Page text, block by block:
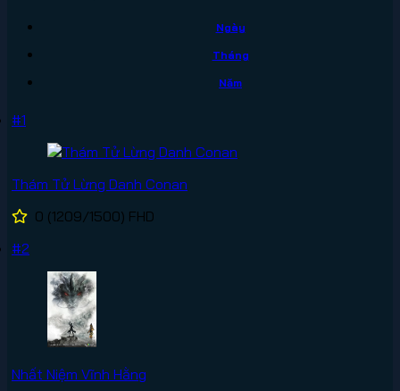
Ngày
Tháng
Năm
#1
Thám Tử Lừng Danh Conan
0 (1209/1500) FHD
#2
Nhất Niệm Vĩnh Hằng